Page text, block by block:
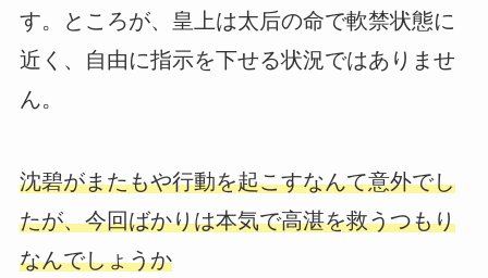
す。ところが、皇上は太后の命で軟禁状態に
近く、自由に指示を下せる状況ではありませ
ん。
沈碧がまたもや行動を起こすなんて意外でし
たが、今回ばかりは本気で高湛を救うつもり
なんでしょうか